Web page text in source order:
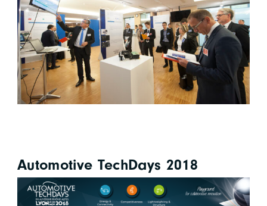
Automotive TechDays 2018